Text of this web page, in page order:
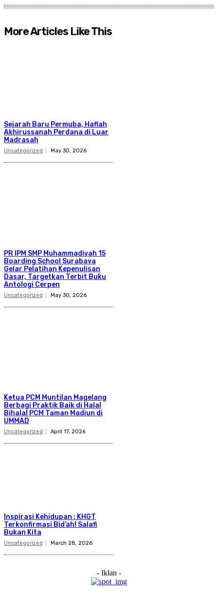
More Articles Like This
Sejarah Baru Permuba, Haflah
Akhirussanah Perdana di Luar
Madrasah
Uncategorized May 30, 2026
PR IPM SMP Muhammadiyah 15
Boarding School Surabaya
Gelar Pelatihan Kepenulisan
Dasar, Targetkan Terbit Buku
Antologi Cerpen
Uncategorized May 30, 2026
Ketua PCM Muntilan Magelang
Berbagi Praktik Baik di Halal
Bihalal PCM Taman Madiun di
UMMAD
Uncategorized April 17, 2026
Inspirasi Kehidupan : KHGT
Terkonfirmasi Bid’ah! Salafi
Bukan Kita
Uncategorized March 28, 2026
- Iklan -